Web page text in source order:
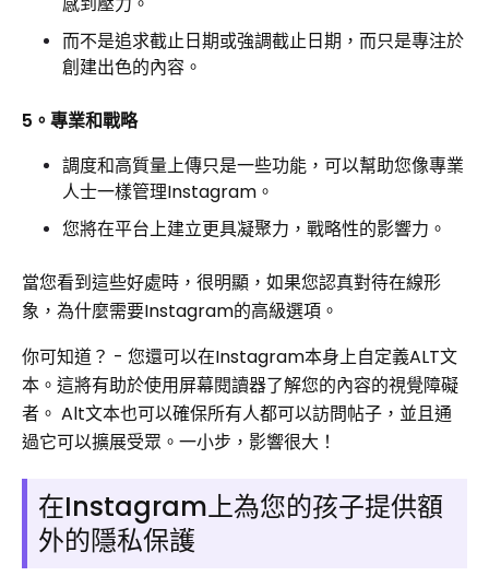
而不是追求截止日期或強調截止日期，而只是專注於
創建出色的內容。
5。專業和戰略
調度和高質量上傳只是一些功能，可以幫助您像專業
人士一樣管理Instagram。
您將在平台上建立更具凝聚力，戰略性的影響力。
當您看到這些好處時，很明顯，如果您認真對待在線形
象，為什麼需要Instagram的高級選項。
你可知道？ - 您還可以在Instagram本身上自定義ALT文
本。這將有助於使用屏幕閱讀器了解您的內容的視覺障礙
者。 Alt文本也可以確保所有人都可以訪問帖子，並且通
過它可以擴展受眾。一小步，影響很大！
在Instagram上為您的孩子提供額
外的隱私保護